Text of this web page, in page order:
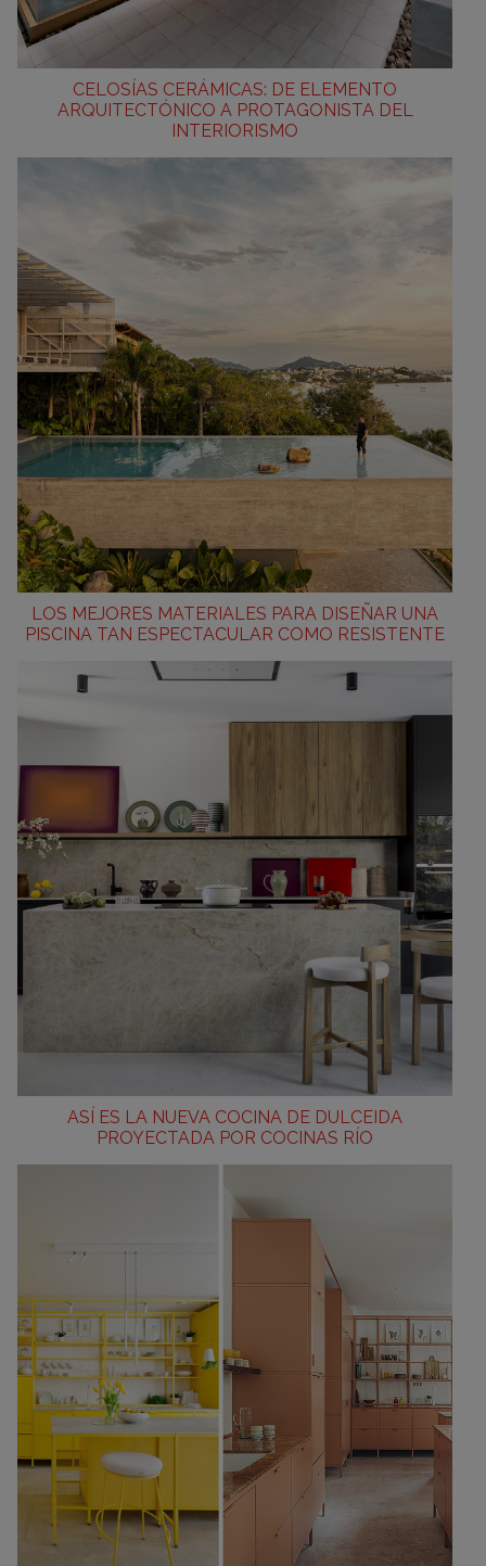
CELOSÍAS CERÁMICAS: DE ELEMENTO
ARQUITECTÓNICO A PROTAGONISTA DEL
INTERIORISMO
LOS MEJORES MATERIALES PARA DISEÑAR UNA
PISCINA TAN ESPECTACULAR COMO RESISTENTE
ASÍ ES LA NUEVA COCINA DE DULCEIDA
PROYECTADA POR COCINAS RÍO